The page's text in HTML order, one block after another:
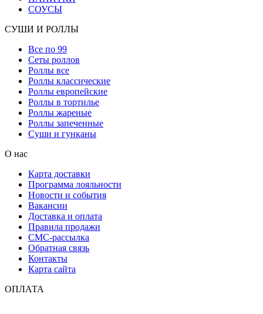
СОУСЫ
СУШИ И РОЛЛЫ
Все по 99
Сеты роллов
Роллы все
Роллы классические
Роллы европейские
Роллы в тортилье
Роллы жареные
Роллы запеченные
Суши и гунканы
О нас
Карта доставки
Программа лояльности
Новости и события
Вакансии
Доставка и оплата
Правила продажи
СМС-рассылка
Обратная связь
Контакты
Карта сайта
ОПЛАТА